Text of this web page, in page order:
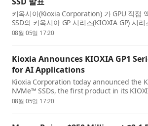
키옥시아(Kioxia Corporation) 가 GPU 직접
SSD의 키옥시아 GP 시리즈(KIOXIA GP) 시
GP1(KIOXIA GP1) 시리즈 PCIe® 6.0
08월 05일 17:20
Kioxia Announces KIOXIA GP1
for AI Applications
Kioxia Corporation today announced the
NVMe™ SSDs, the first product in its
SSDs optimized for GPU direct access.
08월 05일 17:20